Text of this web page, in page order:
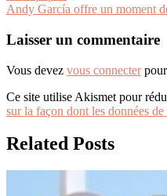
de
Andy García offre un moment
Laisser un commentaire
Vous devez vous connecterpour
Ce site utilise Akismet pour
sur la façon dont les données
Related Posts